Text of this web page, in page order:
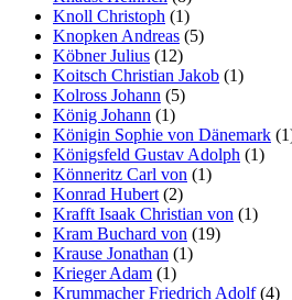
Knoll Christoph (1)
Knopken Andreas (5)
Köbner Julius (12)
Koitsch Christian Jakob (1)
Kolross Johann (5)
König Johann (1)
Königin Sophie von Dänemark
Königsfeld Gustav Adolph (1)
Könneritz Carl von (1)
Konrad Hubert (2)
Krafft Isaak Christian von (1)
Kram Buchard von (19)
Krause Jonathan (1)
Krieger Adam (1)
Krummacher Friedrich Adolf(4)